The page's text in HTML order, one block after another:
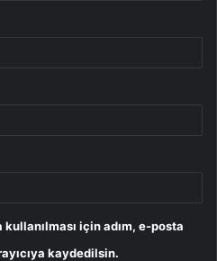
için adım, e-posta
kaydedilsin.